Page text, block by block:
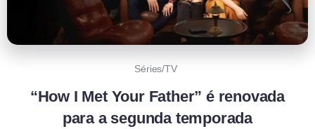
Séries/TV
“How I Met Your Father” é renovada
para a segunda temporada